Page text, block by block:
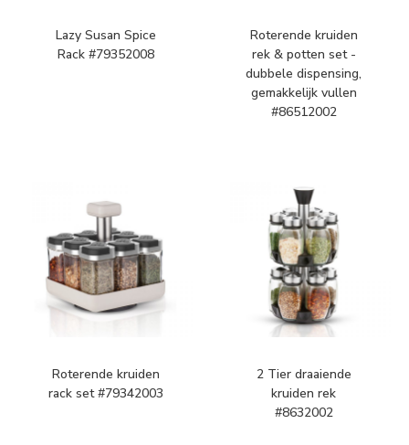
Lazy Susan Spice
Rack #79352008
Roterende kruiden
rek & potten set -
dubbele dispensing,
gemakkelijk vullen
#86512002
Roterende kruiden
rack set #79342003
2 Tier draaiende
kruiden rek
#8632002